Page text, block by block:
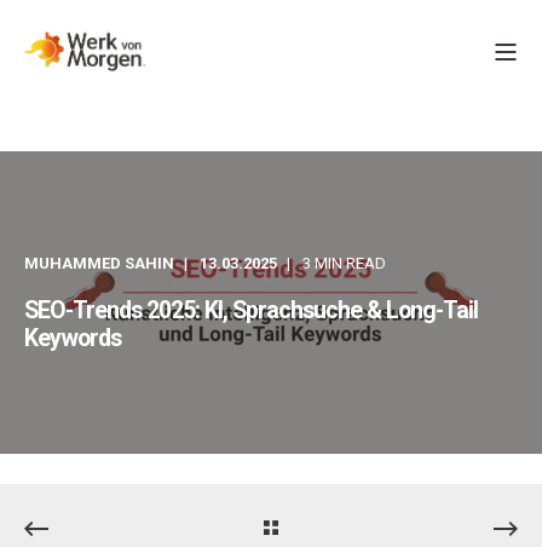
MUHAMMED SAHIN 13.03.2025 3 MIN READ
SEO-Trends 2025: KI, Sprachsuche & Long-Tail
Keywords